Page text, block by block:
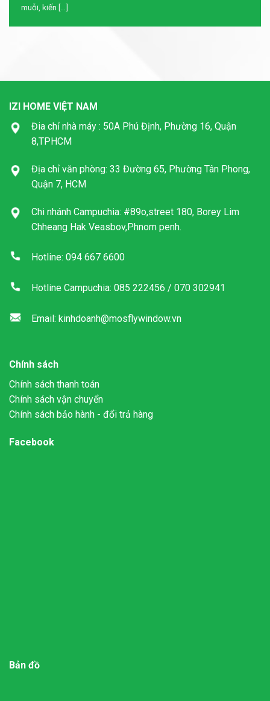
muỗi, kiến [...]
IZI HOME VIỆT NAM
Đia chỉ nhà máy : 50A Phú Định, Phường 16, Quận
8,TPHCM
Địa chỉ văn phòng: 33 Đường 65, Phường Tân Phong,
Quận 7, HCM
Chi nhánh Campuchia: #89o,street 180, Borey Lim
Chheang Hak Veasbov,Phnom penh.
Hotline: 094 667 6600
Hotline Campuchia: 085 222456 / 070 302941
Email: kinhdoanh@mosflywindow.vn
Chính sách
Chính sách thanh toán
Chính sách vận chuyển
Chính sách bảo hành - đổi trả hàng
Facebook
Bản đồ